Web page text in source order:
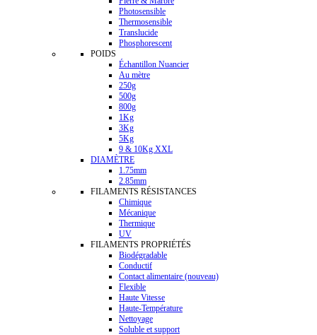
Photosensible
Thermosensible
Translucide
Phosphorescent
POIDS
Échantillon Nuancier
Au mètre
250g
500g
800g
1Kg
3Kg
5Kg
9 & 10Kg XXL
DIAMÈTRE
1.75mm
2.85mm
FILAMENTS RÉSISTANCES
Chimique
Mécanique
Thermique
UV
FILAMENTS PROPRIÉTÉS
Biodégradable
Conductif
Contact alimentaire (nouveau)
Flexible
Haute Vitesse
Haute-Température
Nettoyage
Soluble et support